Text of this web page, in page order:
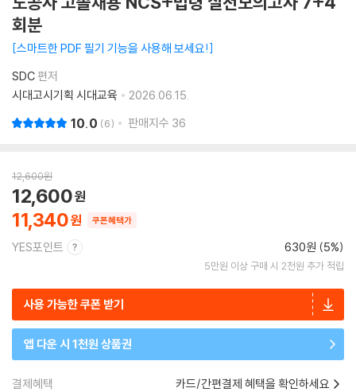
회분
스마트한 PDF 필기 기능을 사용해 보세요!
SDC편저
시대고시기획 시대교육
2026.06.15.
10.0 6 판매지수 36
12,600원
11,340
12,600
쿠폰혜택가
YES포인트 630원 (5%)
5만원 이상 구매 시 2천원 추가 적립
사용 가능한 쿠폰 받기
앱 다운 시 1천원 상품권
결제혜택 카드/간편결제 혜택을 확인하세요